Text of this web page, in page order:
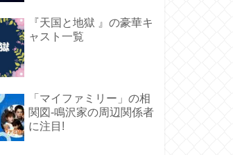
『天国と地獄 』の豪華キ
ャスト一覧
「マイファミリー」の相
関図-鳴沢家の周辺関係者
に注目!